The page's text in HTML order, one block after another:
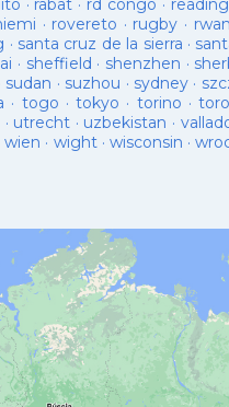
· rabat · rd congo · reading
· rovereto · rugby ·
· santa cruz de la sierra ·
· sheffield · shenzhen ·
sudan · suzhou · sydney ·
· togo ·tokyo · torino ·
· utrecht · uzbekistan ·
wien · wight·wisconsin ·